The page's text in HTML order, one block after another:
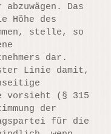
Das
Höhe des
stelle, so
dar.
Linie damit,
vorsieht (§ 315
der
für die